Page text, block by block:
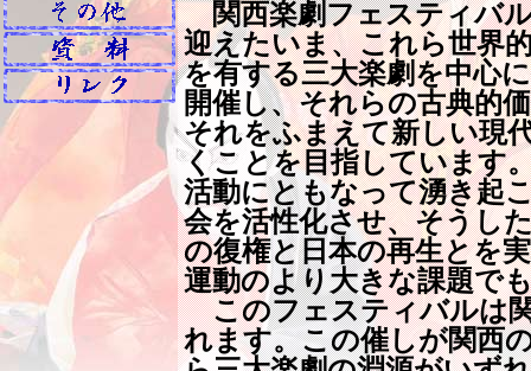
関西楽劇フェスティバル
迎えたいま、これら世界
を有する三大楽劇を中心
開催し、それらの古典的
それをふまえて新しい現
くことを目指しています
活動にともなって湧き起
会を活性化させ、そうし
の復権と日本の再生とを
運動のより大きな課題で
このフェスティバルは
れます。この催しが関西